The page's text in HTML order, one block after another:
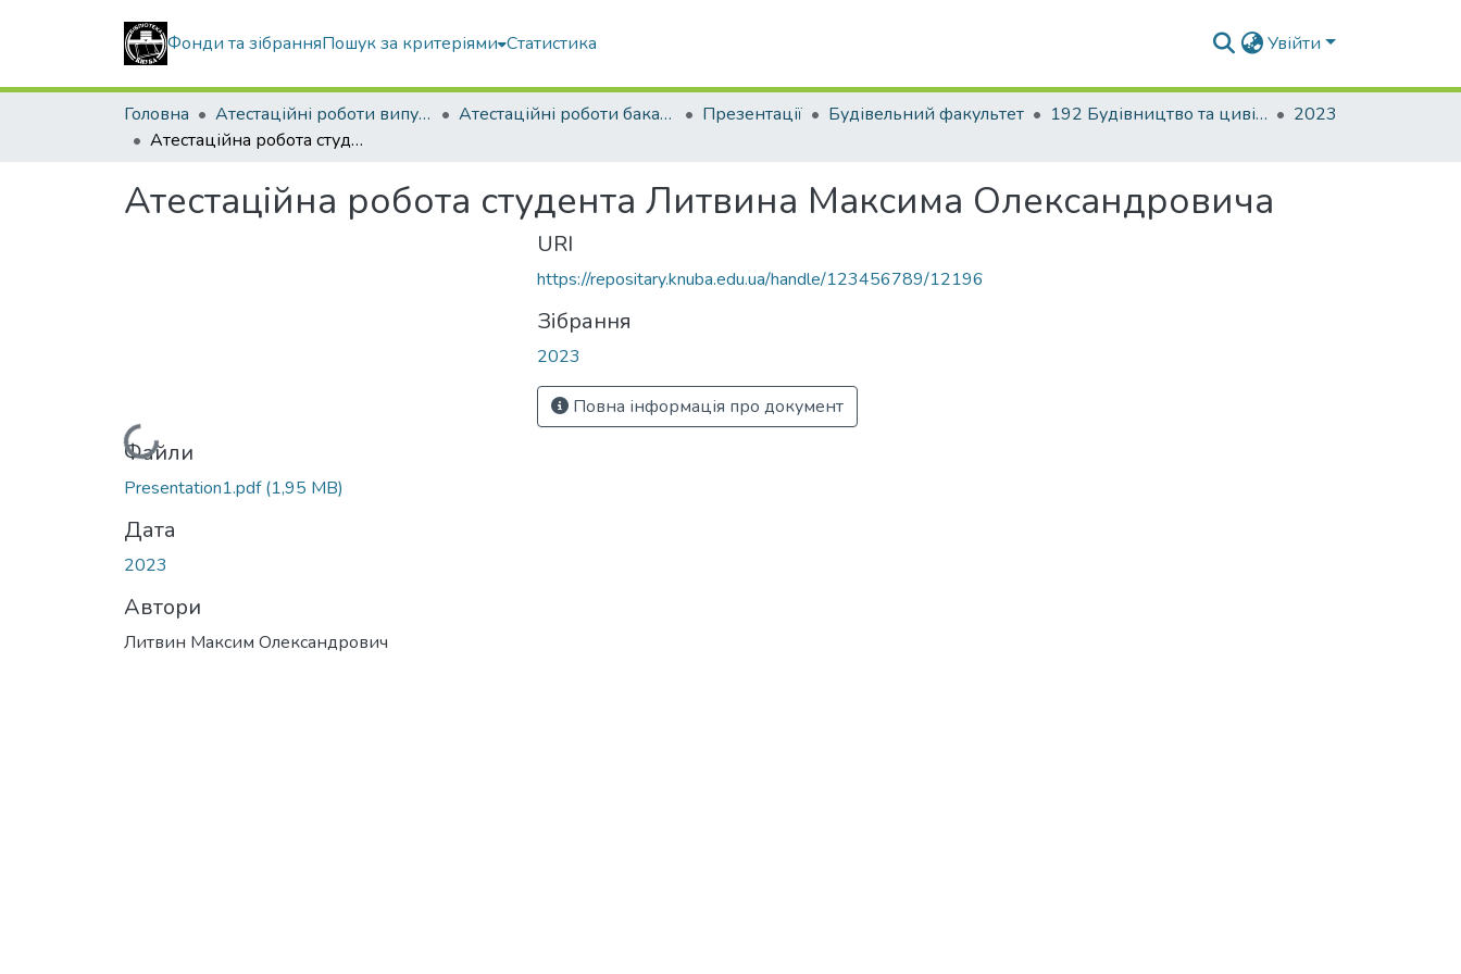
Фонди та зібранняПошук за критеріями Статистика Увійти
Головна Атестаційні роботи випускників Атестаційні роботи бакалаврів Презентації Будівельний факультет 192 Будівництво та цивільна інженерія. Промислове і цивільне будівництво
2023
Атестаційна робота студента Литвина Максима Олександровича
Атестаційна робота студента Литвина Максима Олександровича
Вантажиться...
Файли
Presentation1.pdf(1,95 MB)
Дата
2023
Автори
Литвин Максим Олександрович
URI
https://repositary.knuba.edu.ua/handle/123456789/12196
Зібрання
2023
Повна інформація про документ